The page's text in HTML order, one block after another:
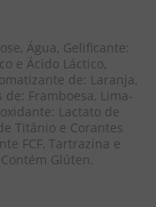
Água, Gelificante:
e Ácido Láctico,
de: Laranja,
Framboesa, Lima-
Lactato de
Titânio e Corantes
FCF, Tartrazina e
Glúten.